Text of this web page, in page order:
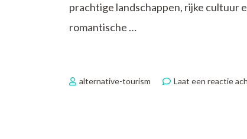
prachtige landschappen, rijke cultuur
romantische …
alternative-tourism Laat een reactie